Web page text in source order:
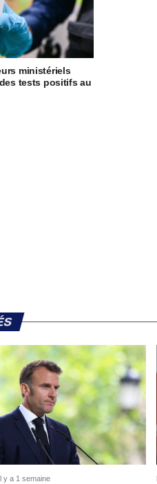
ministériels
tests positifs au
Il y a 1 semaine